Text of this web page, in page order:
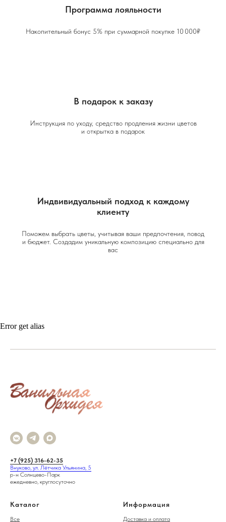
Программа лояльности
Накопительный бонус 5% при суммарной покупке 10 000₽
В подарок к заказу
Инструкция по уходу, средство продления жизни цветов
и открытка в подарок
Индвивидуальный подход к каждому
клиенту
Поможем выбрать цветы, учитывая ваши предпочтения, повод
и бюджет. Создадим уникальную композицию специально для
вас
Error get alias
+7 (925) 316-62-35
Внуково, ул. Лётчика Ульянина, 5
р-н Солнцево-Парк
ежедневно, круглосуточно
Каталог
Все
Информация
Доставка и оплата